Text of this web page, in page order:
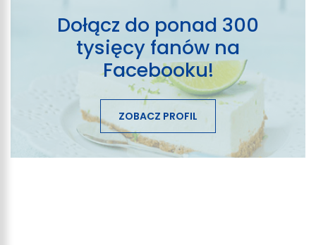
Dołącz do ponad 300
tysięcy fanów na
Facebooku!
ZOBACZ PROFIL